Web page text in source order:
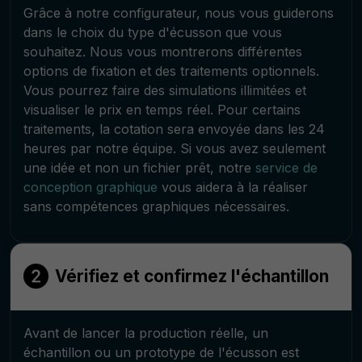
Grâce à notre configurateur, nous vous guiderons
dans le choix du type d'écusson que vous
souhaitez. Nous vous montrerons différentes
options de fixation et des traitements optionnels.
Vous pourrez faire des simulations illimitées et
visualiser le prix en temps réel. Pour certains
traitements, la cotation sera envoyée dans les 24
heures par notre équipe. Si vous avez seulement
une idée et non un fichier prêt, notre service de
conception graphique vous aidera à la réaliser
sans compétences graphiques nécessaires.
Vérifiez et confirmez l'échantillon
Avant de lancer la production réelle, un
échantillon ou un prototype de l'écusson est